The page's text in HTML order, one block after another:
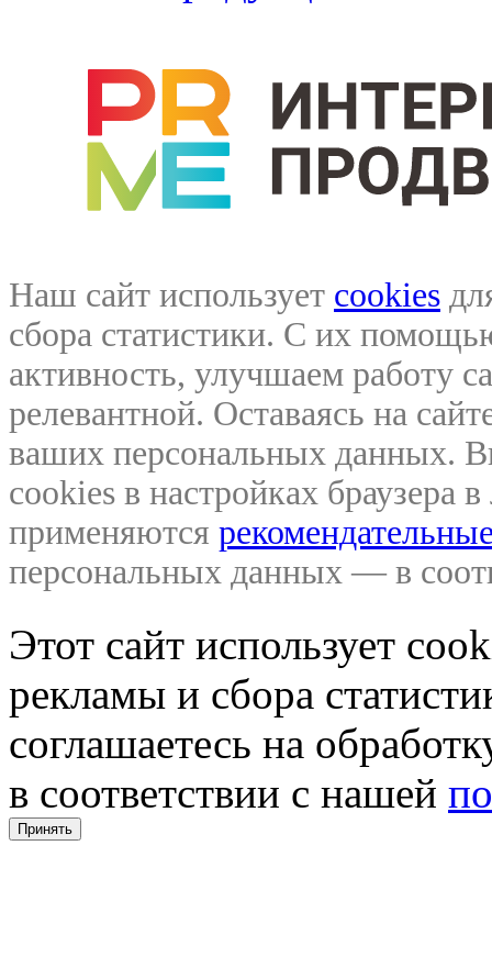
Наш сайт использует cookies
сбора статистики. С их
активность, улучшаем работу
релевантной. Оставаясь на
ваших персональных данных.
cookies в настройках браузера
применяются
персональных данных — в
Этот сайт использует
рекламы и сбора
соглашаетесь на
в соответствии с нашей
Принять